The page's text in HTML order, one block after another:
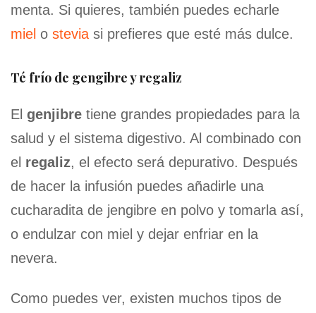
menta. Si quieres, también puedes echarle
miel o stevia si prefieres que esté más dulce.
Té frío de gengibre y regaliz
El genjibre tiene grandes propiedades para la
salud y el sistema digestivo. Al combinado con
el regaliz, el efecto será depurativo. Después
de hacer la infusión puedes añadirle una
cucharadita de jengibre en polvo y tomarla así,
o endulzar con miel y dejar enfriar en la
nevera.
Como puedes ver, existen muchos tipos de